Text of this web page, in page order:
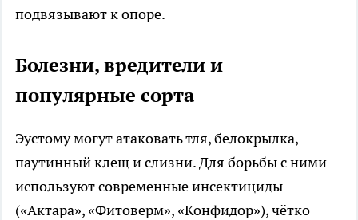
подвязывают к опоре.
Болезни, вредители и
популярные сорта
Эустому могут атаковать тля, белокрылка,
паутинный клещ и слизни. Для борьбы с ними
используют современные инсектициды
(«Актара», «Фитоверм», «Конфидор»), чётко